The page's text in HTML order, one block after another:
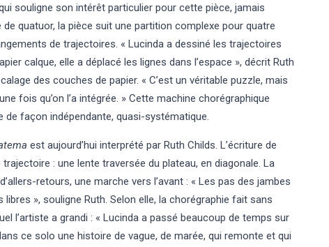
souligne son intérêt particulier pour cette pièce, jamais
quatuor, la pièce suit une partition complexe pour quatre
de trajectoires. « Lucinda a dessiné les trajectoires
calque, elle a déplacé les lignes dans l’espace », décrit Ruth
des couches de papier. « C’est un véritable puzzle, mais
fois qu’on l’a intégrée. » Cette machine chorégraphique
façon indépendante, quasi-systématique.
est aujourd’hui interprété par Ruth Childs. L’écriture de
: une lente traversée du plateau, en diagonale. La
retours, une marche vers l’avant : « Les pas des jambes
», souligne Ruth. Selon elle, la chorégraphie fait sans
l’artiste a grandi : « Lucinda a passé beaucoup de temps sur
ce solo une histoire de vague, de marée, qui remonte et qui